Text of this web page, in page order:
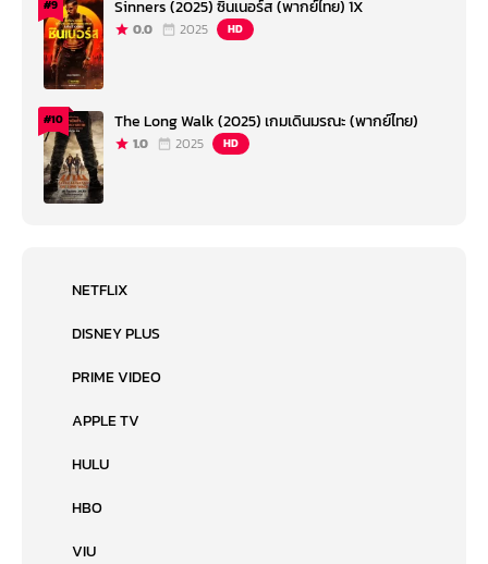
#9 Sinners (2025) ซินเนอร์ส (พากย์ไทย) 1X
0.0 2025 HD
#10 The Long Walk (2025) เกมเดินมรณะ (พากย์ไทย)
1.0 2025 HD
NETFLIX
DISNEY PLUS
PRIME VIDEO
APPLE TV
HULU
HBO
VIU